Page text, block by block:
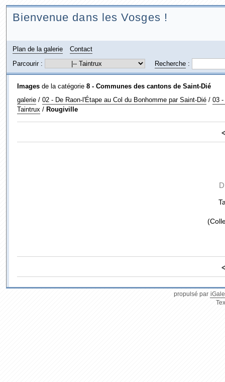
Bienvenue dans les Vosges !
Plan de la galerie
Contact
Parcourir :
Recherche:
Imagesde la catégorie 8 - Communes des cantons de Saint-Dié
galerie/ 02 - De Raon-l'Étape au Col du Bonhomme par Saint-Dié/ 03 -
Taintrux/ Rougiville
propulsé par